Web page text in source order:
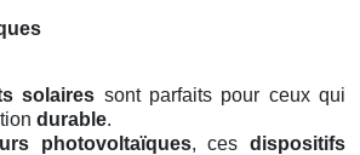
solaires sont parfaits pour ceux qui
durable.
photovoltaïques, cesdispositifs